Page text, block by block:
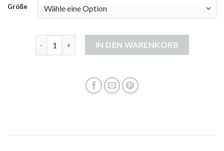
Größe
außergewöhnliche strickjacken damen Menge
IN DEN WARENKORB